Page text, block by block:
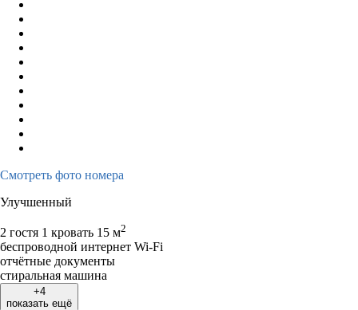
Смотреть фото номера
Улучшенный
2 гостя 1 кровать 15 м2
беспроводной интернет Wi-Fi
отчётные документы
стиральная машина
+4
показать ещё